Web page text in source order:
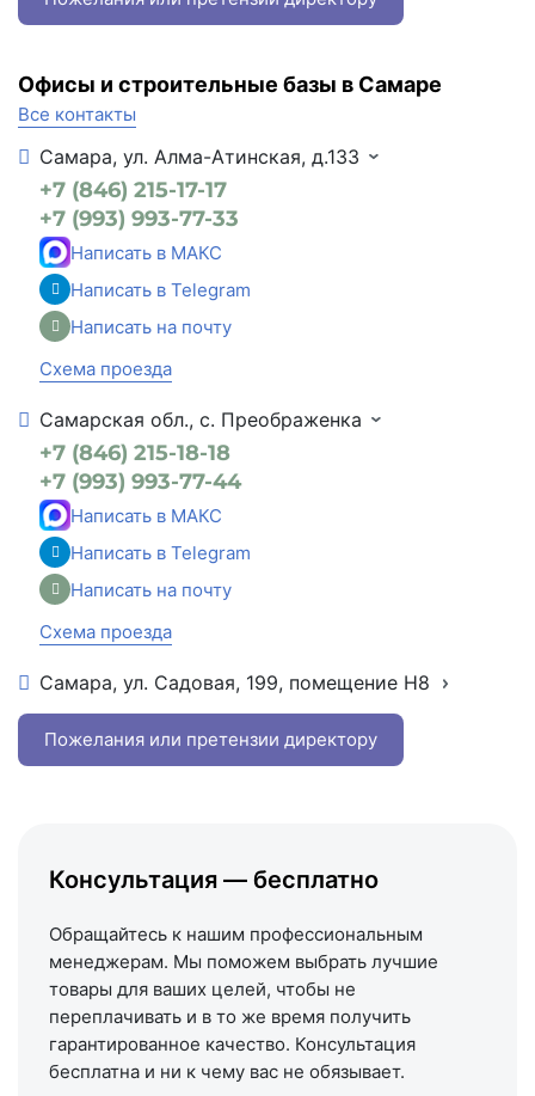
Офисы и строительные базы в Самаре
Все контакты
Самара, ул. Алма-Атинская, д.133
+7 (846) 215-17-17
+7 (993) 993-77-33
Написать в МАКС
Написать в Telegram
Написать на почту
Схема проезда
Самарская обл., с. Преображенка
+7 (846) 215-18-18
+7 (993) 993-77-44
Написать в МАКС
Написать в Telegram
Написать на почту
Схема проезда
Самара, ул. Садовая, 199, помещение Н8
+7 (993) 993-77-22
Написать в МАКС
Схема проезда
Пожелания или претензии директору
Консультация — бесплатно
Обращайтесь к нашим профессиональным
менеджерам. Мы поможем выбрать лучшие
товары для ваших целей, чтобы не
переплачивать и в то же время получить
гарантированное качество. Консультация
бесплатна и ни к чему вас не обязывает.